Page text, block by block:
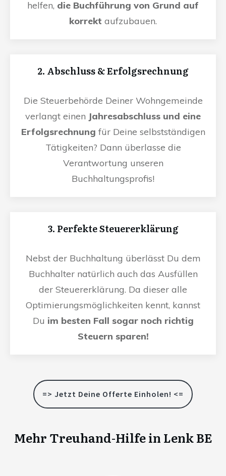
helfen, die Buchführung von Grund auf
korrekt aufzubauen.
2. Abschluss & Erfolgsrechnung
Die Steuerbehörde Deiner Wohngemeinde
verlangt einen Jahresabschluss und eine
Erfolgsrechnung für Deine selbstständigen
Tätigkeiten? Dann überlasse die
Verantwortung unseren
Buchhaltungsprofis!
3. Perfekte Steuererklärung
Nebst der Buchhaltung überlässt Du dem
Buchhalter natürlich auch das Ausfüllen
der Steuererklärung. Da dieser alle
Optimierungsmöglichkeiten kennt, kannst
Du im besten Fall sogar noch richtig
Steuern sparen!
=> Jetzt Deine Offerte Einholen! <=
Mehr Treuhand-Hilfe in Lenk BE